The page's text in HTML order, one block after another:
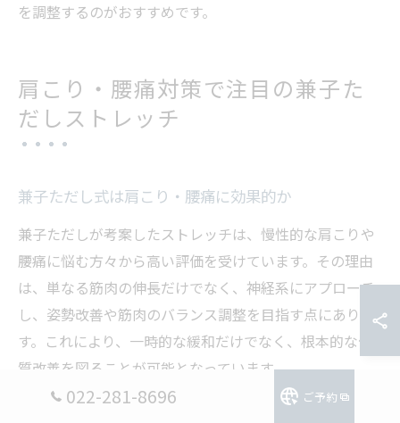
を調整するのがおすすめです。
肩こり・腰痛対策で注目の兼子た
だしストレッチ
兼子ただし式は肩こり・腰痛に効果的か
兼子ただしが考案したストレッチは、慢性的な肩こりや
腰痛に悩む方々から高い評価を受けています。その理由
は、単なる筋肉の伸長だけでなく、神経系にアプローチ
し、姿勢改善や筋肉のバランス調整を目指す点にありま
す。これにより、一時的な緩和だけでなく、根本的な体
質改善を図ることが可能となっています。
例えば、デスクワークが多い方や長時間同じ姿勢が続く
022-281-8696 ご予約